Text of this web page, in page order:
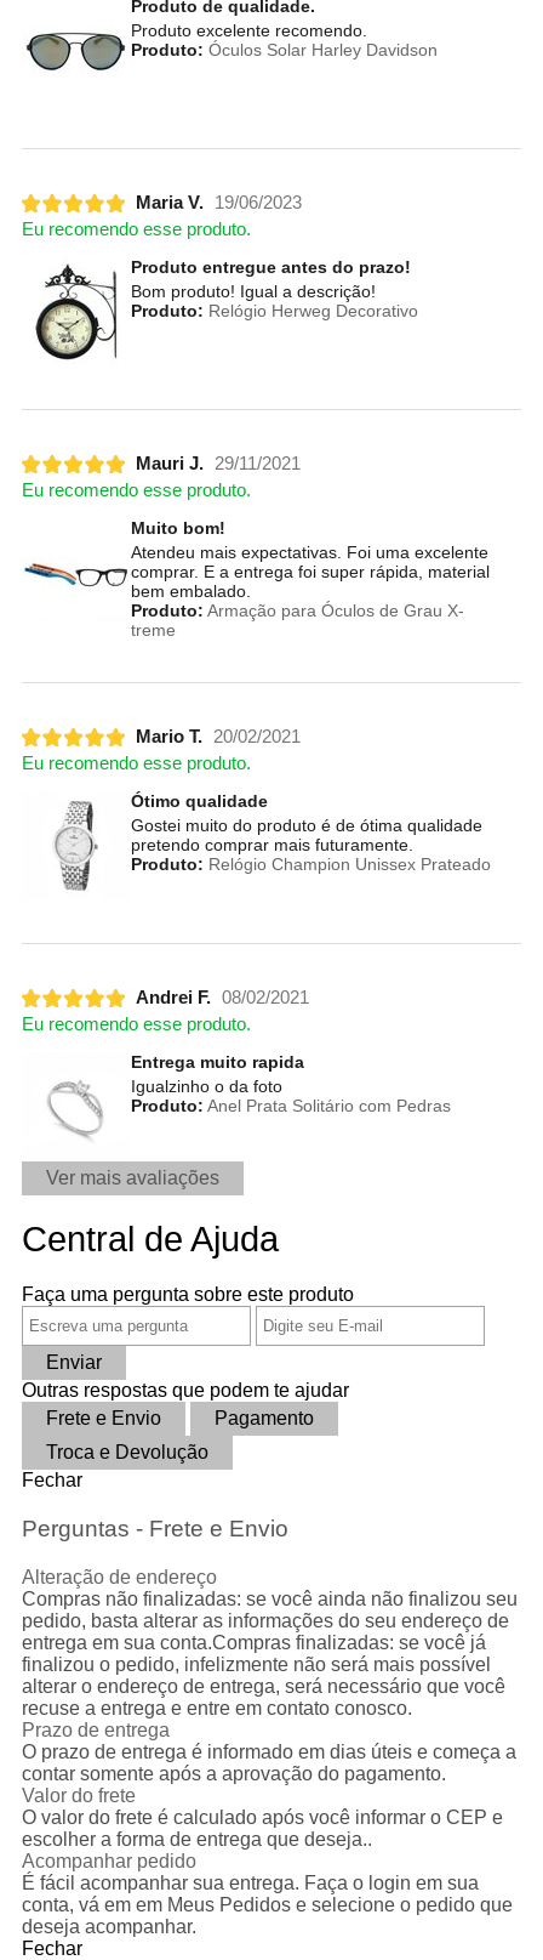
Produto de qualidade.
Produto excelente recomendo.
Produto: Óculos Solar Harley Davidson
Maria V.
19/06/2023
Eu recomendo esse produto.
Produto entregue antes do prazo!
Bom produto! Igual a descrição!
Produto: Relógio Herweg Decorativo
Mauri J. 29/11/2021
Eu recomendo esse produto.
Muito bom!
Atendeu mais expectativas. Foi uma excelente
comprar. E a entrega foi super rápida, material
bem embalado.
Produto: Armação para Óculos de Grau X-
treme
Mario T. 20/02/2021
Eu recomendo esse produto.
Ótimo qualidade
Gostei muito do produto é de ótima qualidade
pretendo comprar mais futuramente.
Produto: Relógio Champion Unissex Prateado
Andrei F. 08/02/2021
Eu recomendo esse produto.
Entrega muito rapida
Igualzinho o da foto
Produto: Anel Prata Solitário com Pedras
Ver mais avaliações
Central de Ajuda
Faça uma pergunta sobre este produto
Enviar
Outras respostas que podem te ajudar
Frete e Envio
Pagamento
Troca e Devolução
Fechar
Perguntas - Frete e Envio
Alteração de endereço
Compras não finalizadas: se você ainda não finalizou seu
pedido, basta alterar as informações do seu endereço de
entrega em sua conta.Compras finalizadas: se você já
finalizou o pedido, infelizmente não será mais possível
alterar o endereço de entrega, será necessário que você
recuse a entrega e entre em contato conosco.
Prazo de entrega
O prazo de entrega é informado em dias úteis e começa a
contar somente após a aprovação do pagamento.
Valor do frete
O valor do frete é calculado após você informar o CEP e
escolher a forma de entrega que deseja..
Acompanhar pedido
É fácil acompanhar sua entrega. Faça o login em sua
conta, vá em em Meus Pedidos e selecione o pedido que
deseja acompanhar.
Fechar